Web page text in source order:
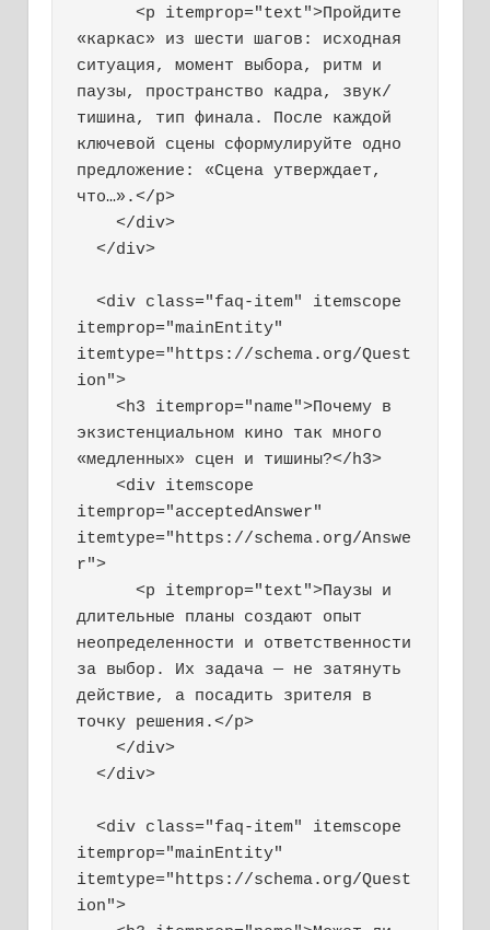
      <p itemprop="text">Пройдите
«каркас» из шести шагов: исходная
ситуация, момент выбора, ритм и
паузы, пространство кадра, звук/
тишина, тип финала. После каждой
ключевой сцены сформулируйте одно
предложение: «Сцена утверждает,
что…».</p>
    </div>
  </div>
  <div class="faq-item" itemscope
itemprop="mainEntity"
itemtype="https://schema.org/Quest
ion">
    <h3 itemprop="name">Почему в
экзистенциальном кино так много
«медленных» сцен и тишины?</h3>
    <div itemscope
itemprop="acceptedAnswer"
itemtype="https://schema.org/Answe
r">
      <p itemprop="text">Паузы и
длительные планы создают опыт
неопределенности и ответственности
за выбор. Их задача — не затянуть
действие, а посадить зрителя в
точку решения.</p>
    </div>
  </div>
  <div class="faq-item" itemscope
itemprop="mainEntity"
itemtype="https://schema.org/Quest
ion">